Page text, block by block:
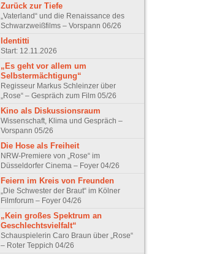
Zurück zur Tiefe
„Vaterland“ und die Renaissance des
Schwarzweißfilms – Vorspann 06/26
Identitti
Start: 12.11.2026
„Es geht vor allem um
Selbstermächtigung“
Regisseur Markus Schleinzer über
„Rose“ – Gespräch zum Film 05/26
Kino als Diskussionsraum
Wissenschaft, Klima und Gespräch –
Vorspann 05/26
Die Hose als Freiheit
NRW-Premiere von „Rose“ im
Düsseldorfer Cinema – Foyer 04/26
Feiern im Kreis von Freunden
„Die Schwester der Braut“ im Kölner
Filmforum – Foyer 04/26
„Kein großes Spektrum an
Geschlechtsvielfalt“
Schauspielerin Caro Braun über „Rose“
– Roter Teppich 04/26